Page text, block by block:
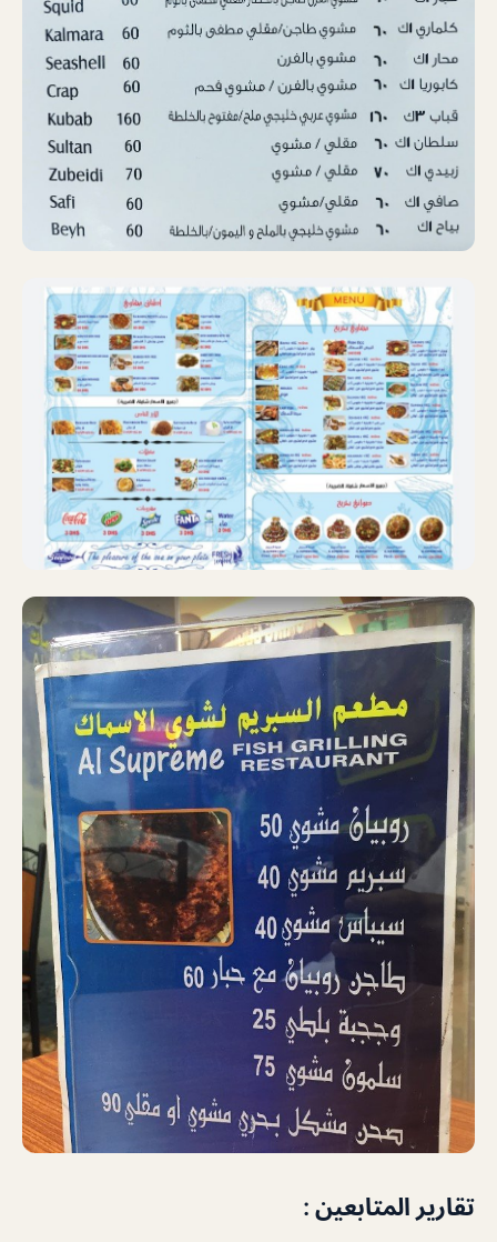
تقارير المتابعين :